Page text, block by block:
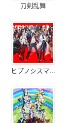
刀剣乱舞
ヒプノシスマ...